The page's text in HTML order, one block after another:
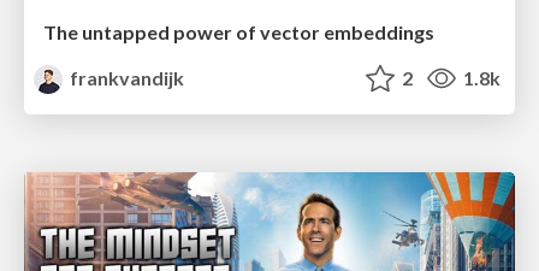
The untapped power of vector embeddings
frankvandijk
2 1.8k